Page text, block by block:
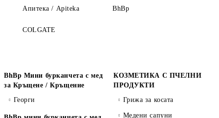
Апитека / Apiteka BhBp
COLGATE
BhBp Мини бурканчета с мед
за Кръщене / Кръщение
Георги
КОЗМЕТИКА С ПЧЕЛНИ
ПРОДУКТИ
Грижа за косата
Медени сапуни